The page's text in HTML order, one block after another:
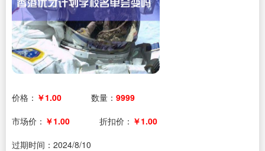
价格： ￥1.00 数量： 9999
市场价： ￥1.00 折扣价： ￥1.00
过期时间： 2024/8/10